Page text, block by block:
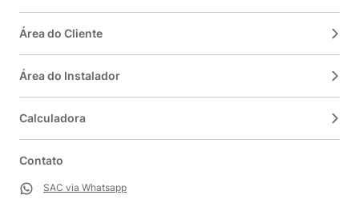
Área do Cliente
Área do Instalador
Calculadora
Contato
SAC via Whatsapp